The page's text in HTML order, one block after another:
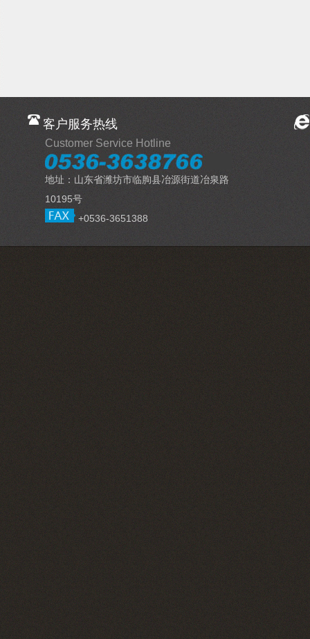
客户服务热线
Customer Service Hotline
地址：山东省潍坊市临朐县冶源街道冶泉路
10195号
+0536-3651388